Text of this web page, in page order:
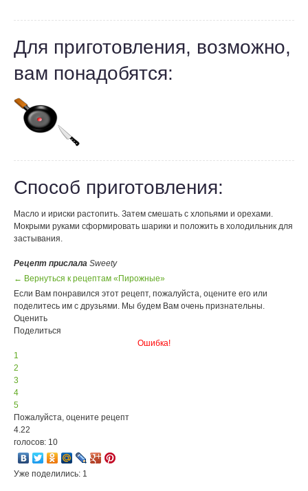
Для приготовления, возможно,
вам понадобятся:
Способ приготовления:
Масло и ириски растопить. Затем смешать с хлопьями и орехами.
Мокрыми руками сформировать шарики и положить в холодильник для
застывания.
Рецепт прислала Sweety
← Вернуться к рецептам «Пирожные»
Если Вам понравился этот рецепт, пожалуйста, оцените его или
поделитесь им с друзьями. Мы будем Вам очень признательны.
Оценить
Поделиться
Ошибка!
1
2
3
4
5
Пожалуйста, оцените рецепт
4.22
голосов: 10
Уже поделились: 1